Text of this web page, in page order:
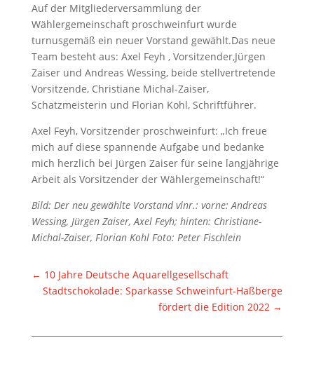
Auf der Mitgliederversammlung der
Wählergemeinschaft proschweinfurt wurde
turnusgemäß ein neuer Vorstand gewählt.Das neue
Team besteht aus: Axel Feyh , Vorsitzender,Jürgen
Zaiser und Andreas Wessing, beide stellvertretende
Vorsitzende, Christiane Michal-Zaiser,
Schatzmeisterin und Florian Kohl, Schriftführer.
Axel Feyh, Vorsitzender proschweinfurt: „Ich freue
mich auf diese spannende Aufgabe und bedanke
mich herzlich bei Jürgen Zaiser für seine langjährige
Arbeit als Vorsitzender der Wählergemeinschaft!“
Bild: Der neu gewählte Vorstand vlnr.: vorne: Andreas
Wessing, Jürgen Zaiser, Axel Feyh; hinten: Christiane-
Michal-Zaiser, Florian Kohl Foto: Peter Fischlein
← 10 Jahre Deutsche Aquarellgesellschaft
Stadtschokolade: Sparkasse Schweinfurt-Haßberge
fördert die Edition 2022 →